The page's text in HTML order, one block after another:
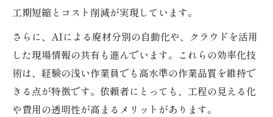
京都市の解体業者選びで資格確認が重要な
訳
効率的な解体を実現する京都の技術革新
京都市の解体業者が導入する効率化技術
工程短縮を実現する京都市の最新解体法
工期短縮とコスト削減が実現しています。
さらに、AIによる廃材分別の自動化や、クラウドを活用
した現場情報の共有も進んでいます。これらの効率化技
術は、経験の浅い作業員でも高水準の作業品質を維持で
きる点が特徴です。依頼者にとっても、工程の見える化
や費用の透明性が高まるメリットがあります。